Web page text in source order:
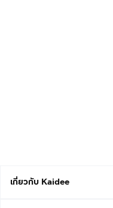
เกี่ยวกับ Kaidee